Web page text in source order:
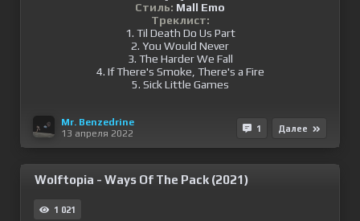
Стиль: Mall Emo
Треклист:
1. Til Death Do Us Part
2. You Would Never
3. The Harder We Fall
4. If There's Smoke, There's a Fire
5. Sick Little Games
Mr. Benzedrine
13 апреля 2022
1 Далее
Wolftopia - Ways Of The Pack (2021)
1 021